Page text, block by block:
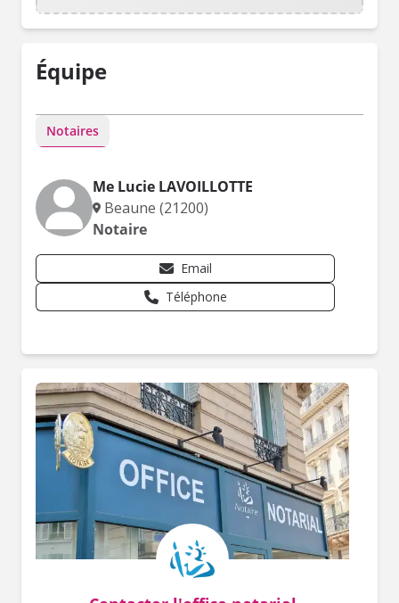
Équipe
Notaires
Me Lucie LAVOILLOTTE
Beaune (21200)
Notaire
Email
Téléphone